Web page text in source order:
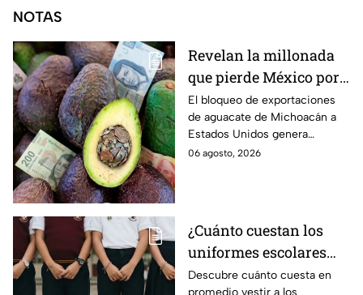
NOTAS
Revelan la millonada
que pierde México por
el bloqueo de Estados
Unidos al aguate de
Michoacán
El bloqueo de exportaciones
de aguacate de Michoacán a
Estados Unidos genera
pérdidas millonarias.
06 agosto, 2026
¿Cuánto cuestan los
uniformes escolares
para el regreso a clases
Descubre cuánto cuesta en
promedio vestir a los